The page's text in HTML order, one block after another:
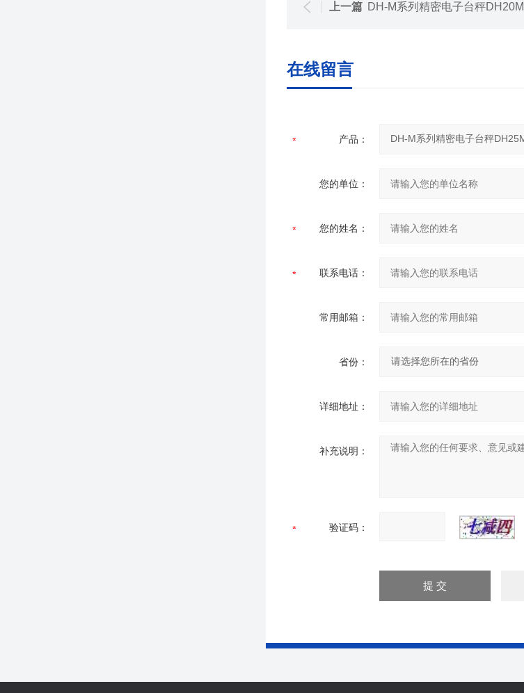
上一篇 DH-M系列精密电子台秤
在线留言
产品：
您的单位：
您的姓名：
联系电话：
常用邮箱：
省份：
详细地址：
补充说明：
验证码：